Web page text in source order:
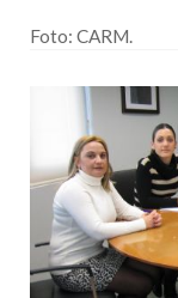
Foto: CARM.